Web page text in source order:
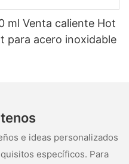
ml Venta caliente Hot
para acero inoxidable
e ideas personalizados
específicos. Para